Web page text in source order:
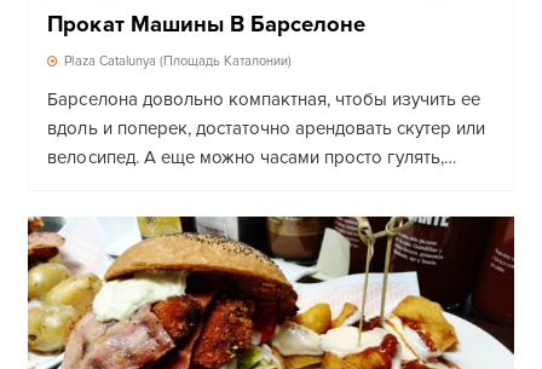
Прокат Машины В Барселоне
Plaza Catalunya (Площадь Каталонии)
Барселона довольно компактная, чтобы изучить ее
вдоль и поперек, достаточно арендовать скутер или
велосипед. А еще можно часами просто гулять,…